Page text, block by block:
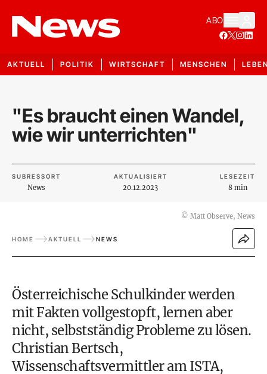
ABO
AKTUELL POLITIK WIRTSCHAFT MENSCHEN
"Es braucht einen Wandel,
wie wir unterrichten"
SUBRESSORT
News
AKTUALISIERT
20.12.2023
LESEZEIT
8 min
© Matt Observe, News
HOME AKTUELL NEWS
Österreichische Schulkinder werden
mit Fakten vollgestopft, lernen aber
nicht, selbstständig Probleme zu lösen.
Christian Bertsch,
Wissenschaftsvermittler amISTA,